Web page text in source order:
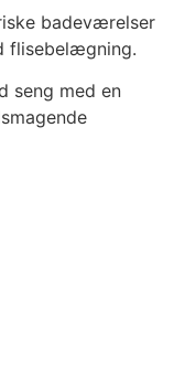
badeværelser
flisebelægning.
seng med en